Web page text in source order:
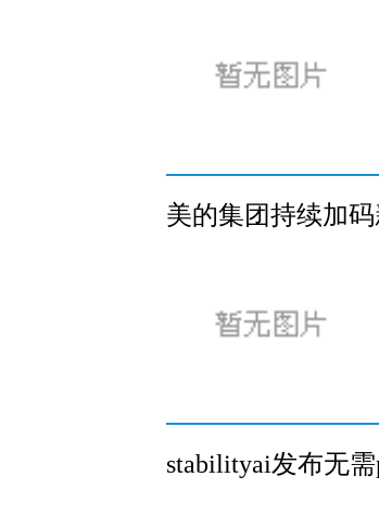
美的集团持续加
stabilityai发布无